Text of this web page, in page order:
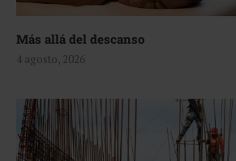
Más allá del descanso
4 agosto, 2026